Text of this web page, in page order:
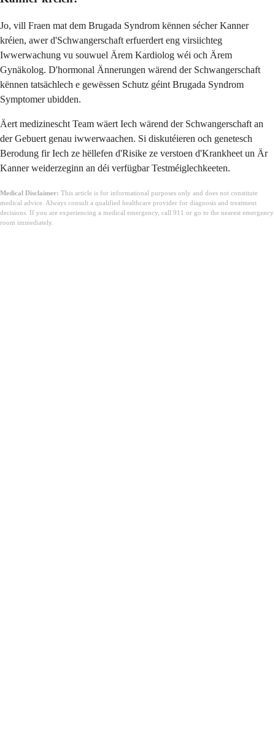
Jo, vill Fraen mat dem Brugada Syndrom kënnen sécher Kanner
kréien, awer d'Schwangerschaft erfuerdert eng virsiichteg
Iwwerwachung vu souwuel Ärem Kardiolog wéi och Ärem
Gynäkolog. D'hormonal Ännerungen wärend der Schwangerschaft
kënnen tatsächlech e gewëssen Schutz géint Brugada Syndrom
Symptomer ubidden.
Äert medizinescht Team wäert Iech wärend der Schwangerschaft an
der Gebuert genau iwwerwaachen. Si diskutéieren och genetesch
Berodung fir Iech ze hëllefen d'Risike ze verstoen d'Krankheet un Är
Kanner weiderzeginn an déi verfügbar Testméiglechkeeten.
Medical Disclaimer: This article is for informational purposes only and does not constitute
medical advice. Always consult a qualified healthcare provider for diagnosis and treatment
decisions. If you are experiencing a medical emergency, call 911 or go to the nearest emergency
room immediately.